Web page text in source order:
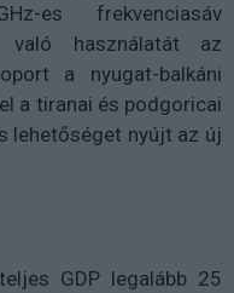
es frekvenciasáv
való használatát az
a nyugat-balkáni
a tiranai és podgoricai
lehetőséget nyújt az új
GDP legalább 25